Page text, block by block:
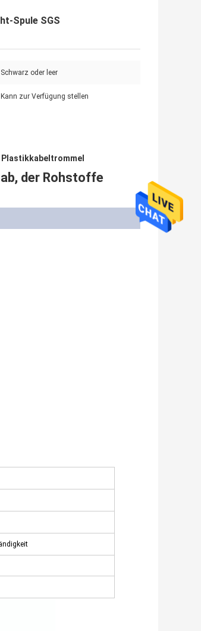
Spule SGS
Schwarz oder leer
Kann zur Verfügung stellen
Plastikkabeltrommel
der Rohstoffe